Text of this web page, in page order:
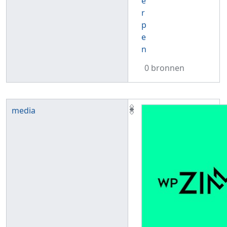
r
p
e
n
0 bronnen
media